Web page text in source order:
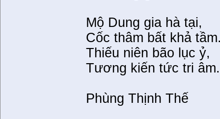
Mộ Dung gia hà tại,
Cốc thâm bất khả
Thiếu niên bão lục ỷ,
Tương kiến tức tri âm.
Phùng Thịnh Thế